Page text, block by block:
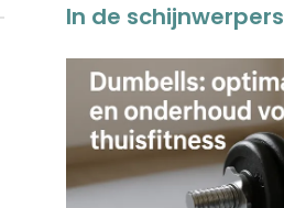
In de schijnwerpers